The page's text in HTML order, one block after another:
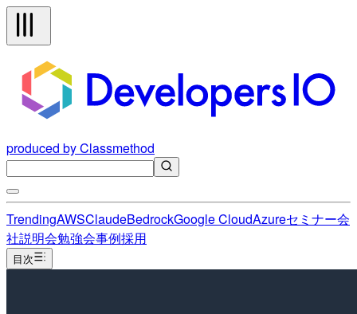
produced by Classmethod
TrendingAWSClaudeBedrockGoogle CloudAzureセミナー会
社説明会勉強会事例採用
目次